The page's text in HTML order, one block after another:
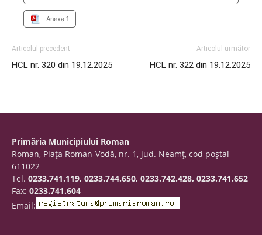
Anexa 1
Articolul precedent
HCL nr. 320 din 19.12.2025
Articolul următor
HCL nr. 322 din 19.12.2025
Primăria Municipiului Roman
Roman, Piaţa Roman-Vodă, nr. 1, jud. Neamţ, cod poştal
611022
Tel. 0233.741.119, 0233.744.650, 0233.742.428, 0233.741.652
Fax: 0233.741.604
Email: